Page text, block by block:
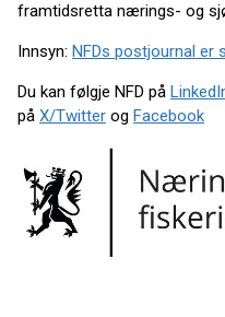
framtidsretta nærings- og
Innsyn: NFDs postjournal er
Du kan følgje NFD på
på X/Twitter og Facebook